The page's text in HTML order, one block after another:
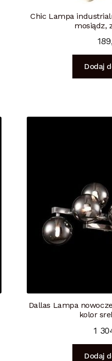
Chic Lampa
mosiądz,
Dodaj
Dallas Lampa
kolor
1
Dodaj